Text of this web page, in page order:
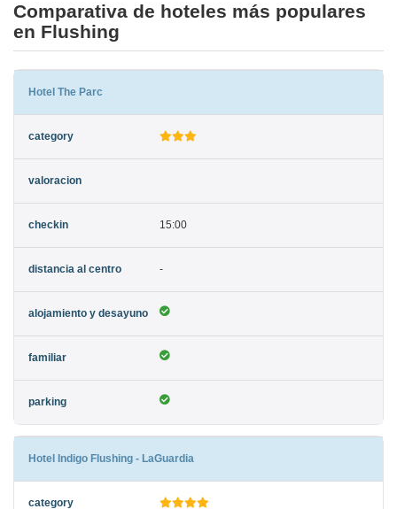
Comparativa de hoteles más populares
en Flushing
Hotel The Parc
15:00
-
Hotel Indigo Flushing - LaGuardia